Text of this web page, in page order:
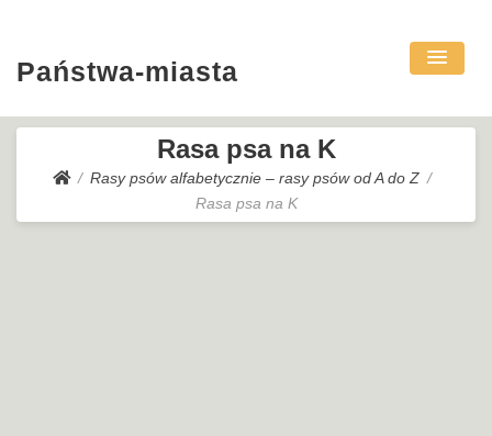
Państwa-miasta
Rasa psa na K
Rasy psów alfabetycznie – rasy psów od A do Z
Rasa psa na K